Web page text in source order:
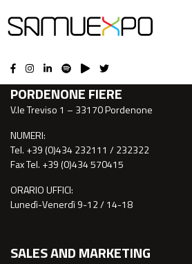
CONTATTI
PORDENONE FIERE
V.le Treviso 1 – 33170 Pordenone
NUMERI:
Tel. +39 (0)434 232111 / 232322
Fax Tel. +39 (0)434 570415
ORARIO UFFICI:
Lunedì-Venerdì 9-12 / 14-18
SALES AND MARKETING